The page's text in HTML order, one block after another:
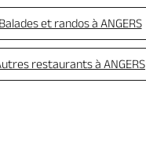
Balades et randos à ANGERS
restaurants à ANGERS